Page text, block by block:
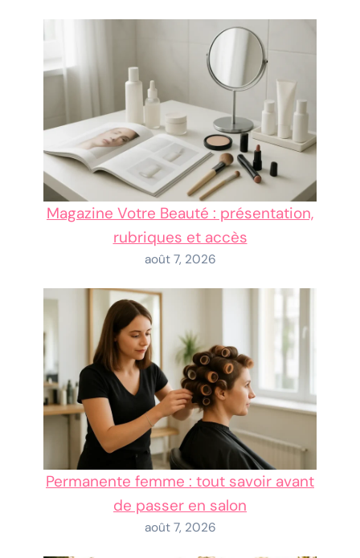
Magazine Votre Beauté : présentation,
rubriques et accès
août 7, 2026
Permanente femme : tout savoir avant
de passer en salon
août 7, 2026